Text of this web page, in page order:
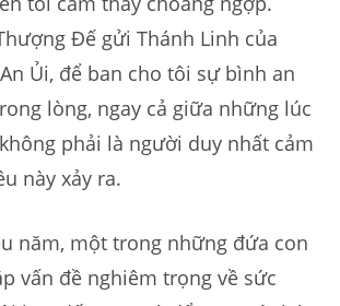
Đế gửi Thánh Linh của
Ủi, để ban cho tôi sự bình an
lòng, ngay cả giữa những lúc
phải là người duy nhất cảm
này xảy ra.
năm, một trong những đứa con
vấn đề nghiêm trọng về sức